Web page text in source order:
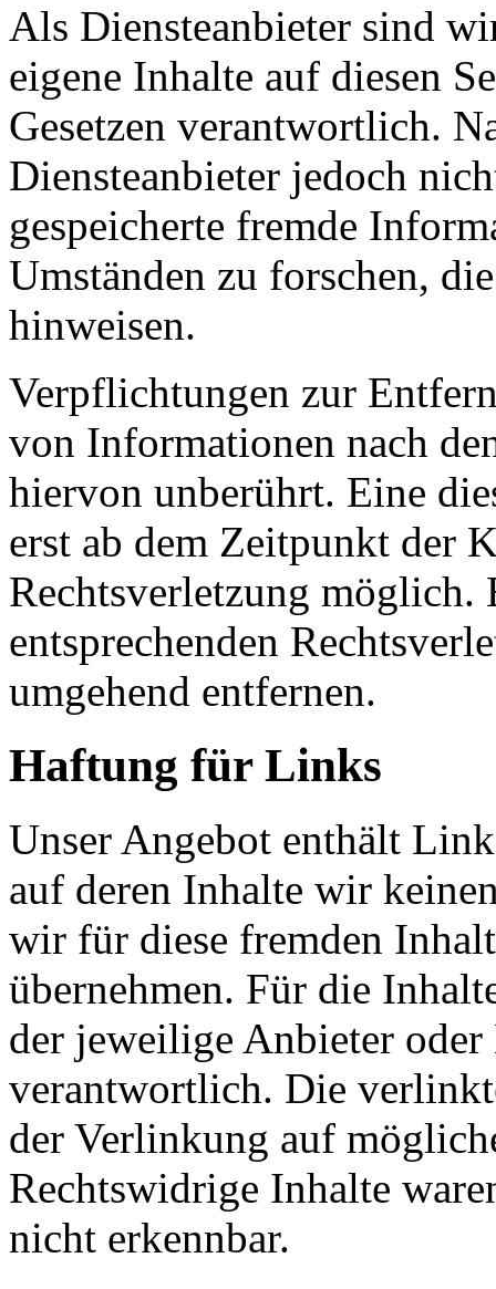
Als Diensteanbieter sind
eigene Inhalte auf diesen
Gesetzen verantwortlich.
Diensteanbieter jedoch
gespeicherte fremde
Umständen zu forschen,
hinweisen.
Verpflichtungen zur
von Informationen nach
hiervon unberührt. Eine
erst ab dem Zeitpunkt der
Rechtsverletzung möglich.
entsprechenden
umgehend entfernen.
Haftung für Links
Unser Angebot enthält
auf deren Inhalte wir
wir für diese fremden
übernehmen. Für die
der jeweilige Anbieter oder
verantwortlich. Die
der Verlinkung auf
Rechtswidrige Inhalte
nicht erkennbar.